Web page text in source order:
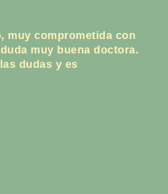
muy comprometida con
muy buena doctora.
dudas y es